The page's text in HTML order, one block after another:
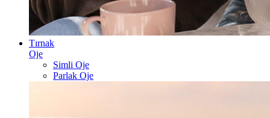
Tırnak
Oje
Simli Oje
Parlak Oje